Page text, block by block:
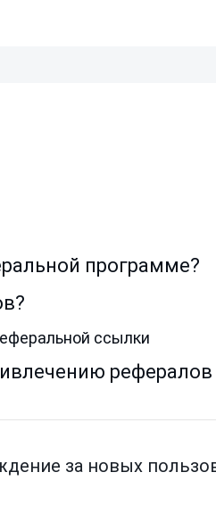
программе?
ссылки
рефералов
за новых